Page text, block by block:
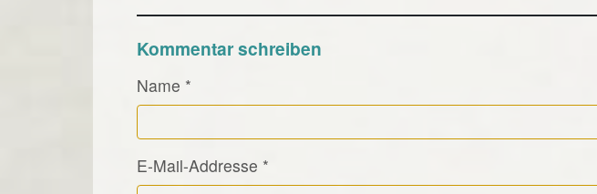
Kommentar schreiben
Name *
E-Mail-Addresse *